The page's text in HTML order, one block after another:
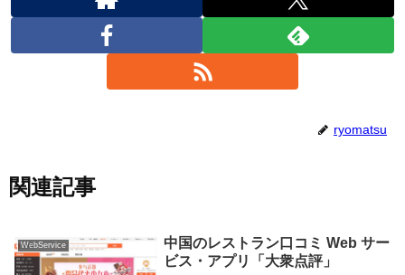
ryomatsu
関連記事
WebService
中国のレストラン口コミ Web サー
ビス・アプリ「大衆点評」